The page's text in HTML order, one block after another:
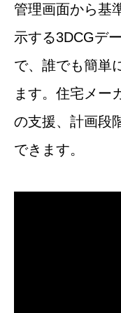
管理画面から基
示する3DCGデ
で、誰でも簡単
ます。住宅メー
の支援、計画段
できます。